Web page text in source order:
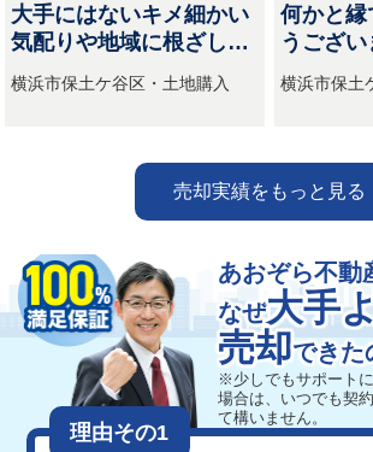
大手にはないキメ細かい
気配りや地域に根ざした
情報力があった。
横浜市保土ケ谷区・土地購入
何かと縁
うござい
横浜市保土
売却実績をもっと見る
あおぞら不動
なぜ大手
売却できた
※少しでもサポート
場合は、 いつでも契
て構いません。
理由その1